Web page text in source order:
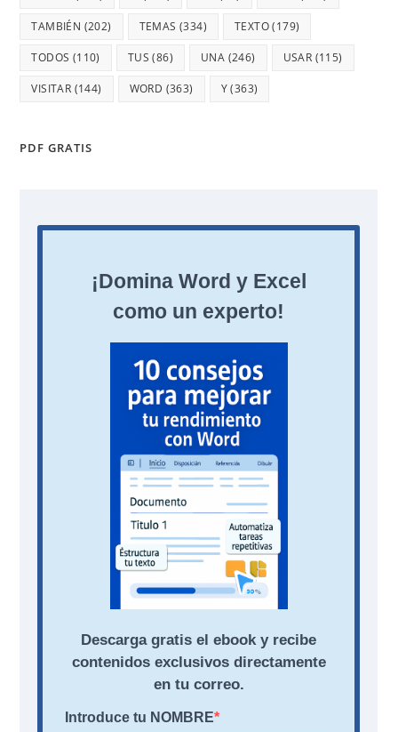
TAMBIÉN (202) TEMAS (334) TEXTO(179)
TODOS (110) TUS (86) UNA (246) USAR (115)
VISITAR (144) WORD (363) Y(363)
PDF GRATIS